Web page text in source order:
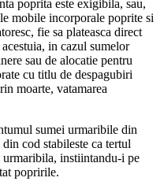
poprita este exigibila, sau,
mobile incorporale poprite si
fie sa plateasca direct
in cazul sumelor
sau de alocatie pentru
cu titlu de despagubiri
moarte, vatamarea
sumei urmaribile din
cod stabileste ca tertul
urmaribila, instiintandu-i pe
popririle.